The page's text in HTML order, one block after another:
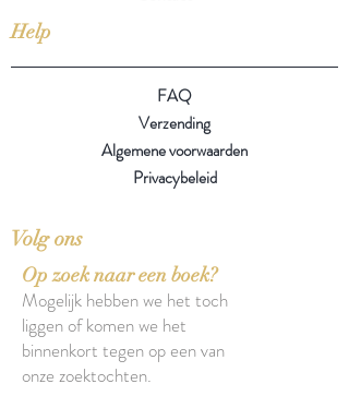
Help
FAQ
Verzending
Algemene voorwaarden
Privacybeleid
Volg ons
Op zoek naar een boek?
Mogelijk hebben we het toch
liggen of komen we het
binnenkort tegen op een van
onze zoektochten.